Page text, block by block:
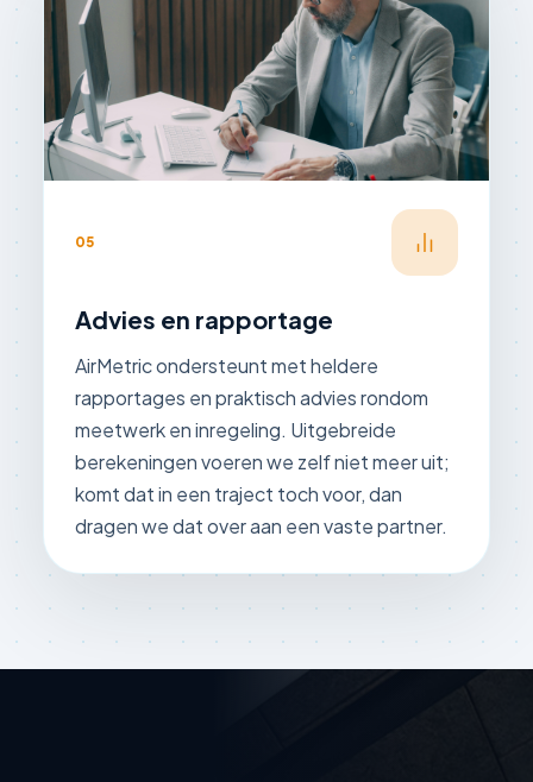
05
Advies en rapportage
AirMetric ondersteunt met heldere
rapportages en praktisch advies rondom
meetwerk en inregeling. Uitgebreide
berekeningen voeren we zelf niet meer uit;
komt dat in een traject toch voor, dan
dragen we dat over aan een vaste partner.